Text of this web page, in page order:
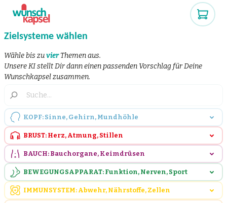
Zielsysteme wählen
Wähle bis zuvierThemen aus.
Unsere KI stellt Dir dann einen passenden Vorschlag für Deine
Wunschkapsel zusammen.
KOPF: Sinne, Gehirn, Mundhöhle
BRUST: Herz, Atmung, Stillen
BAUCH: Bauchorgane, Keimdrüsen
BEWEGUNGSAPPARAT: Funktion, Nerven, Sport
IMMUNSYSTEM: Abwehr, Nährstoffe, Zellen